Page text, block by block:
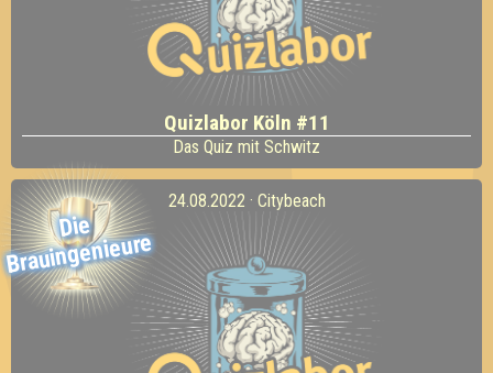
Quizlabor Köln #11
Das Quiz mit Schwitz
Die
Brauingenieure
24.08.2022 · Citybeach